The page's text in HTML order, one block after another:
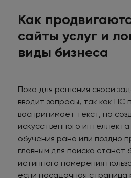
Как
сайты услуг и
виды бизнеса
Пока для решения своей
вводит запросы, так как ПС
воспринимает текст, но
искусственного
обучения рано или поздно
главным для поиска
истинного намерения
если посадочная страница